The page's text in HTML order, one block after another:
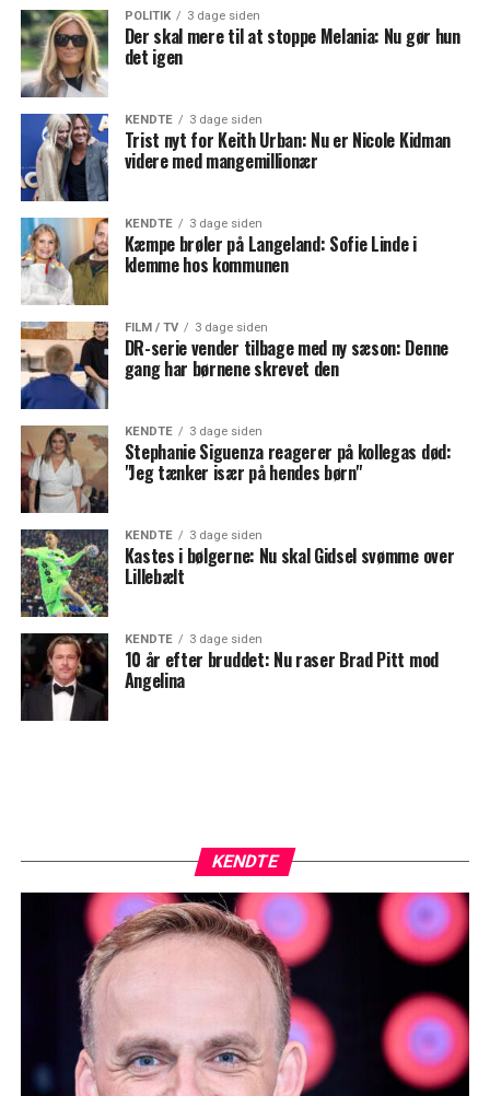
POLITIK 3 dage siden
Der skal mere til at stoppe Melania: Nu gør hun
det igen
KENDTE 3 dage siden
Trist nyt for Keith Urban: Nu er Nicole Kidman
videre med mangemillionær
KENDTE 3 dage siden
Kæmpe brøler på Langeland: Sofie Linde i
klemme hos kommunen
FILM / TV 3 dage siden
DR-serie vender tilbage med ny sæson: Denne
gang har børnene skrevet den
KENDTE 3 dage siden
Stephanie Siguenza reagerer på kollegas død:
"Jeg tænker især på hendes børn"
KENDTE 3 dage siden
Kastes i bølgerne: Nu skal Gidsel svømme over
Lillebælt
KENDTE 3 dage siden
10 år efter bruddet: Nu raser Brad Pitt mod
Angelina
KENDTE